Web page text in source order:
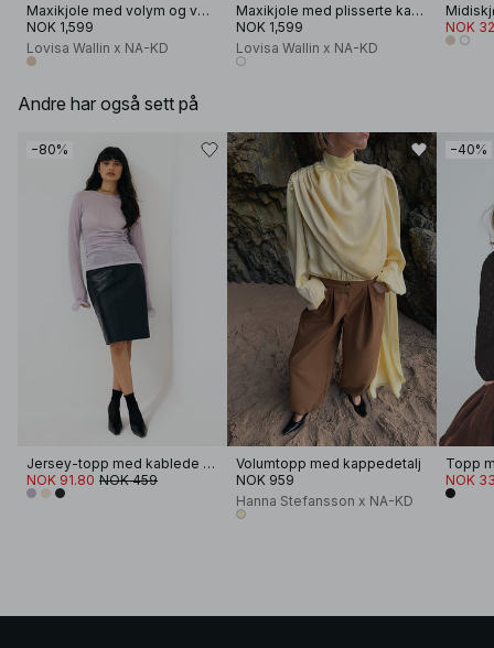
Maxikjole med volym og volang
NOK 1,599
Lovisa Wallin x NA-KD
Maxikjole med plisserte kappedetaljer
NOK 1,599
Lovisa Wallin x NA-KD
NOK
Andre har også sett på
−80%
Jersey-topp med kablede ermer
NOK 91.80 NOK 459
Volumtopp med kappedetalj
NOK 959
Hanna Stefansson x NA-KD
−40%
Topp
NOK